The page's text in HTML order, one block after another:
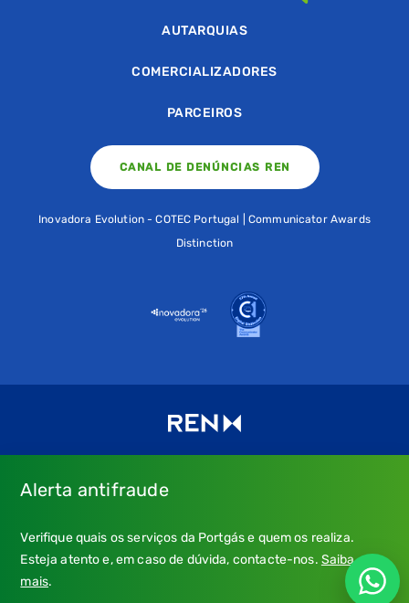
AUTARQUIAS
COMERCIALIZADORES
PARCEIROS
CANAL DE DENÚNCIAS REN
Inovadora Evolution - COTEC Portugal | Communicator Awards
Distinction
a nossaPolítica de Cookies.
* Emergência Gás: 24 horas, chamada grátis.
** Atendimento: dias úteis, 9h-21h; chamada para a rede fixa
Alerta antifraude
Verifique quais os serviços da Portgás e quem os realiza.
Esteja atento e, em caso de dúvida, contacte-nos. Saiba
mais.